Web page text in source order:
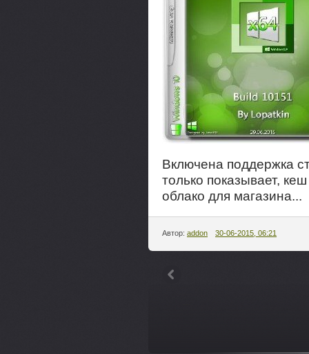
Включена поддержка
только показывает,
облако для магазина...
Автор: addon 30-06-2015, 06:21